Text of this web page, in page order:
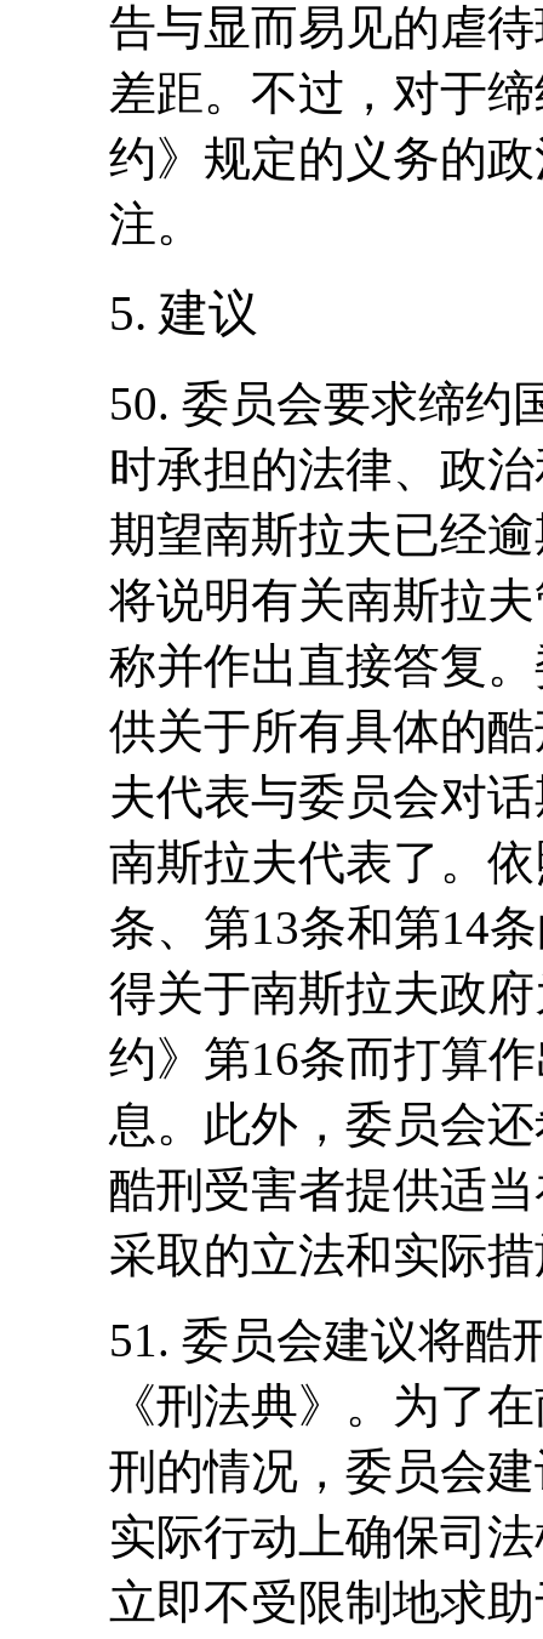
告与显而易见的虐
差距。不过，对于
约》规定的义务的
注。
5. 建议
50. 委员会要求缔约
时承担的法律、政
期望南斯拉夫已经
将说明有关南斯拉
称并作出直接答复
供关于所有具体的
夫代表与委员会对
南斯拉夫代表了。
条、第13条和第14
得关于南斯拉夫政
约》第16条而打算
息。此外，委员会
酷刑受害者提供适
采取的立法和实际
51. 委员会建议将酷
《刑法典》。为了
刑的情况，委员会
实际行动上确保司
立即不受限制地求